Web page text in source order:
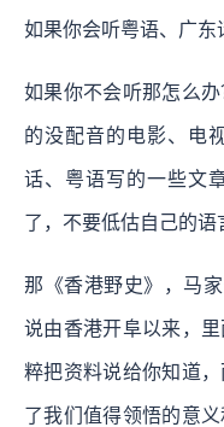
如果你会听粤语、广东
如果你不会听那怎么
的没配音的电影、电
话、粤语写的一些文
了，不要低估自己的语
那《香港野史》，马
说由香港开阜以来，
粹把资料说给你知道
了我们值得领悟的意